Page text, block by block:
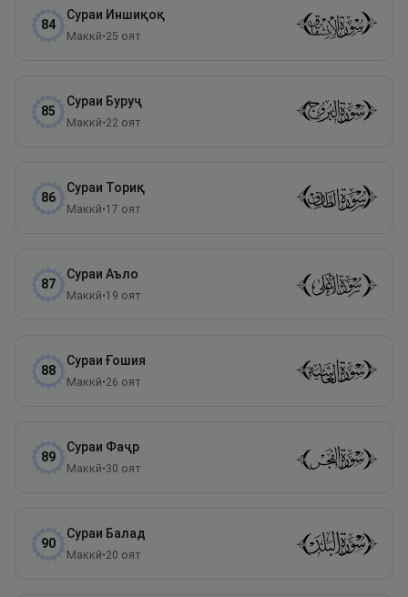
84
Сураи Иншиқоқ
Маккӣ•25 оят
85
Сураи Буруҷ
Маккӣ•22 оят
86
Сураи Ториқ
Маккӣ•17 оят
87
Сураи Аъло
Маккӣ•19 оят
88
Сураи Ғошия
Маккӣ•26 оят
89
Сураи Фаҷр
Маккӣ•30 оят
90
Сураи Балад
Маккӣ•20 оят